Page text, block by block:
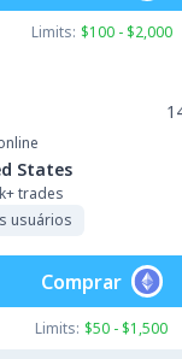
Limits: $100 - $2,000
States
trades
usuários
Limits: $50 - $1,500
Comprar